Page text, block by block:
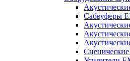
Сабвуферы